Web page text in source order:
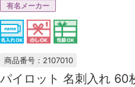
有名メーカー
商品番号：2107010
パイロット 名刺入れ